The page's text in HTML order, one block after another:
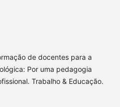
de docentes para a
Por uma pedagogia
Trabalho & Educação.